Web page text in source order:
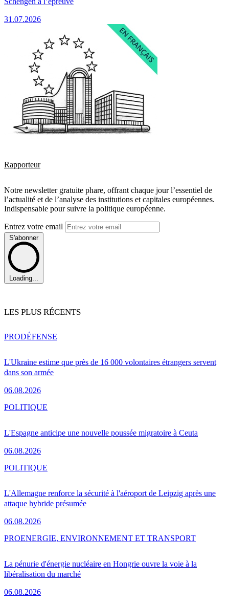
31.07.2026
Rapporteur
Notre newsletter gratuite phare, offrant chaque jour l’essentiel de
l’actualité et de l’analyse des institutions et capitales européennes.
Indispensable pour suivre la politique européenne.
Entrez votre email
S'abonner
Loading...
LES PLUS RÉCENTS
L'Ukraine estime que près de 16 000 volontaires étrangers servent
dans son armée
06.08.2026
PRODÉFENSE
L'Espagne anticipe une nouvelle poussée migratoire à Ceuta
06.08.2026
POLITIQUE
L'Allemagne renforce la sécurité à l'aéroport de Leipzig après une
attaque hybride présumée
06.08.2026
POLITIQUE
La pénurie d'énergie nucléaire en Hongrie ouvre la voie à la
libéralisation du marché
06.08.2026
PROENERGIE, ENVIRONNEMENT ET TRANSPORT